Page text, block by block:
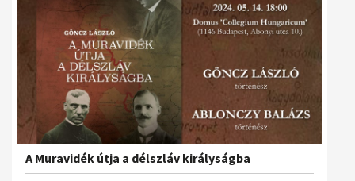
A Muravidék útja a délszláv királyságba